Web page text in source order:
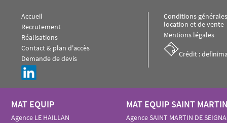
Accueil
Recrutement
Réalisations
Contact & plan d'accès
Demande de devis
Conditions
location et de vente
Mentions légales
Crédit :
MAT EQUIP
Agence LE HAILLAN
MAT EQUIP SAINT
Agence SAINT MARTIN DE